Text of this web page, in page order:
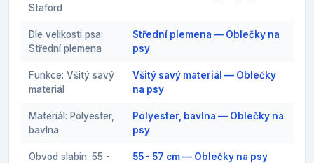
Staford
Dle velikosti psa:
Střední plemena
Střední plemena — Oblečky na
psy
Funkce: Všitý savý
materiál
Všitý savý materiál — Oblečky
na psy
Materiál: Polyester,
bavlna
Polyester, bavlna — Oblečky na
psy
Obvod slabin: 55 -
55 - 57 cm — Oblečky na psy